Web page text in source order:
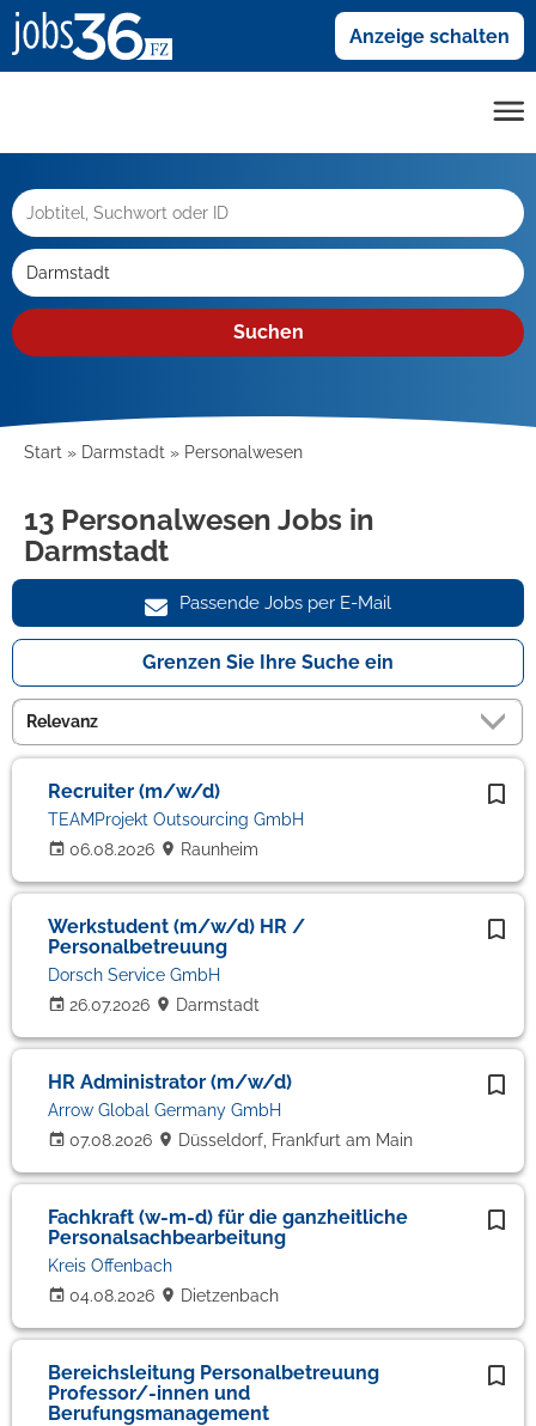
Anzeige schalten
Suchen
Start Darmstadt Personalwesen
13 Personalwesen Jobs in
Darmstadt
Passende Jobs per E-Mail
Grenzen Sie Ihre Suche ein
Recruiter (m/w/d)
06.08.2026
TEAMProjekt Outsourcing GmbH
Raunheim
Werkstudent (m/w/d) HR /
Personalbetreuung
26.07.2026
Dorsch Service GmbH
Darmstadt
HR Administrator (m/w/d)
07.08.2026
Arrow Global Germany GmbH
Düsseldorf, Frankfurt am Main
Fachkraft (w-m-d) für die ganzheitliche
Personalsachbearbeitung
04.08.2026
Kreis Offenbach
Dietzenbach
Bereichsleitung Personalbetreuung
Professor/-innen und
Berufungsmanagement